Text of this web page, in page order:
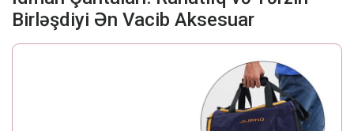
Birləşdiyi Ən Vacib Aksesuar